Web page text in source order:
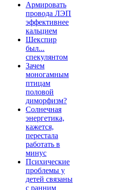
Армировать
провода ЛЭП
эффективнее
кальцием
Шекспир
был...
спекулянтом
Зачем
моногамным
птицам
половой
диморфизм?
Солнечная
энергетика,
кажется,
перестала
работать в
минус
Психические
проблемы у
детей связаны
с ранним